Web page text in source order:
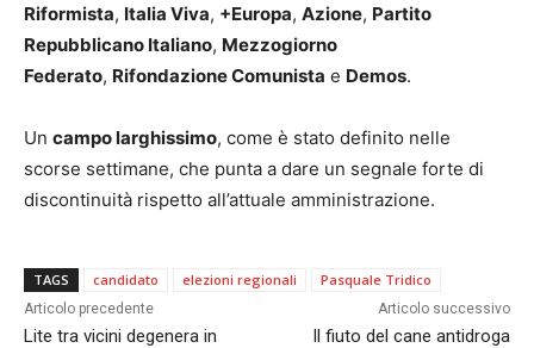
Riformista, Italia Viva, +Europa, Azione, Partito
Repubblicano Italiano, Mezzogiorno
Federato, Rifondazione Comunista e Demos.
Un campo larghissimo, come è stato definito nelle
scorse settimane, che punta a dare un segnale forte di
discontinuità rispetto all’attuale amministrazione.
TAGS candidato elezioni regionali Pasquale Tridico
Articolo precedente
Lite tra vicini degenera in
Articolo successivo
Il fiuto del cane antidroga